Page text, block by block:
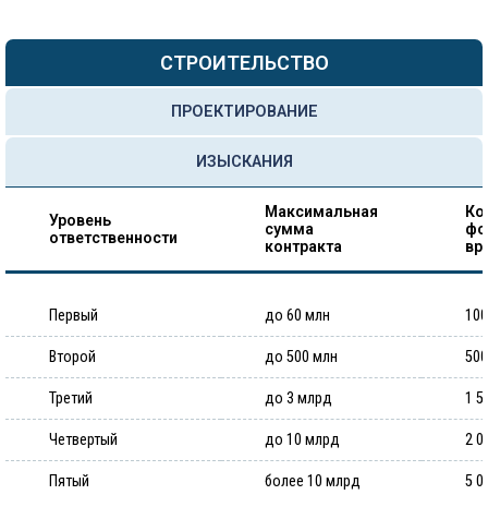
СТРОИТЕЛЬСТВО
ПРОЕКТИРОВАНИЕ
ИЗЫСКАНИЯ
Уровень
ответственности
Максимальная
сумма
контракта
Первый до 60 млн
Второй до 500 млн
Третий до 3 млрд 1
Четвертый до 10 млрд 2
Пятый более 10 млрд 5